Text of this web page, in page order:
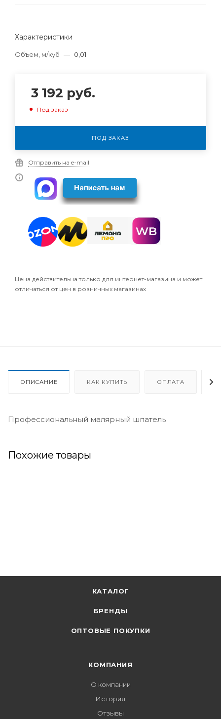
Характеристики
Объем, м/куб — 0,01
3 192 руб.
Под заказ
ПОД ЗАКАЗ
Отправить на e-mail
Цена действительна только для интернет-магазина и может
отличаться от цен в розничных магазинах
ОПИСАНИЕ КАК КУПИТЬ ОПЛАТА
Профессиональный малярный шпатель
Похожие товары
КАТАЛОГ
БРЕНДЫ
ОПТОВЫЕ ПОКУПКИ
КОМПАНИЯ
О компании
История
Отзывы